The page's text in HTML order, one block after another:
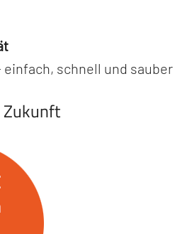
einfach, schnell und sauber
Zukunft